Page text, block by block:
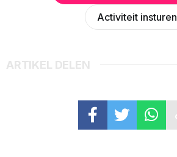
Activiteit insturen
ARTIKEL DELEN